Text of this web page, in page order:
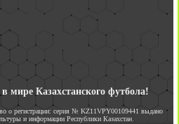
Казахстанского футбола!
о регистрации: серия № KZ11VPY00109441 выдано
и информации Республики Казахстан.